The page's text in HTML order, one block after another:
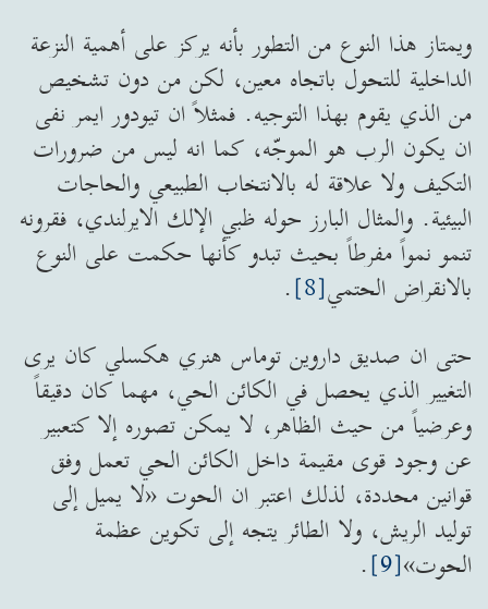
ويمتاز هذا النوع من التطور بأنه يركز على أهمية النزعة
الداخلية للتحول باتجاه معين، لكن من دون تشخيص
من الذي يقوم بهذا التوجيه. فمثلاً ان تيودور ايمر نفى
ان يكون الرب هو الموجّه، كما انه ليس من ضرورات
التكيف ولا علاقة له بالانتخاب الطبيعي والحاجات
البيئية. والمثال البارز حوله ظبي الإلك الايرلندي، فقرونه
تنمو نمواً مفرطاً بحيث تبدو كأنها حكمت على النوع
بالانقراض الحتمي[8]
.
حتى ان صديق داروين توماس هنري هكسلي كان يرى
التغيير الذي يحصل في الكائن الحي، مهما كان دقيقاً
وعرضياً من حيث الظاهر، لا يمكن تصوره إلا كتعبير
عن وجود قوى مقيمة داخل الكائن الحي تعمل وفق
قوانين محددة، لذلك اعتبر ان الحوت «لا يميل إلى
توليد الريش، ولا الطائر يتجه إلى تكوين عظمة
الحوت»[9]
.